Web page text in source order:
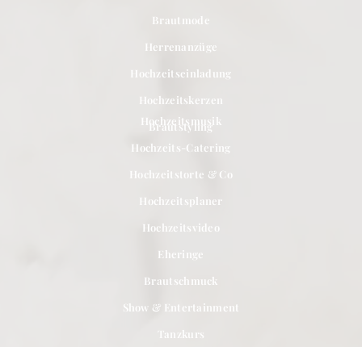
Brautmode
Herrenanzüge
Hochzeitseinladung
Hochzeitskerzen
Brautstyling
Hochzeitsmusik
Hochzeits-Catering
Hochzeitstorte & Co
Hochzeitsplaner
Hochzeitsvideo
Eheringe
Brautschmuck
Show & Entertainment
Tanzkurs